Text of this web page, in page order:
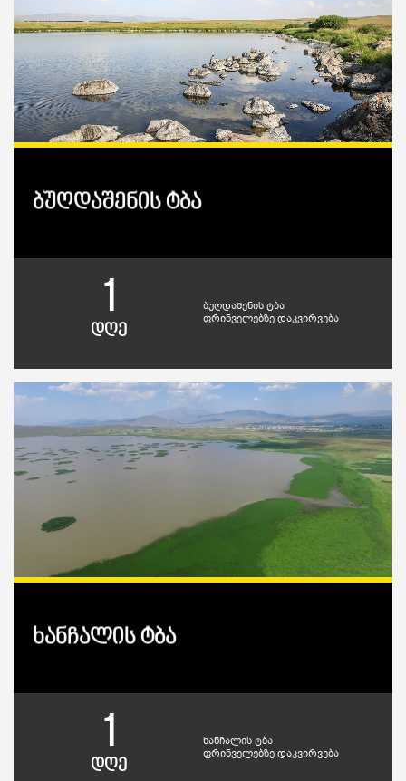
ბუღდაშენის ტბა
1
დღე
ბუღდაშენის ტბა
ფრინველებზე დაკვირვება
ხანჩალის ტბა
1
დღე
ხანჩალის ტბა
ფრინველებზე დაკვირვება